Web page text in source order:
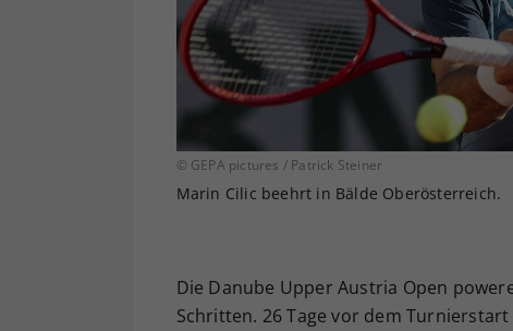
© GEPA pictures / Patrick Steiner
Marin Cilic beehrt in Bälde Oberösterreich.
Die Danube Upper Austria Open
Schritten. 26 Tage vor dem